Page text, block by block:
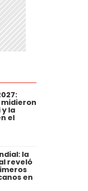
y la
el
la
reveló
en